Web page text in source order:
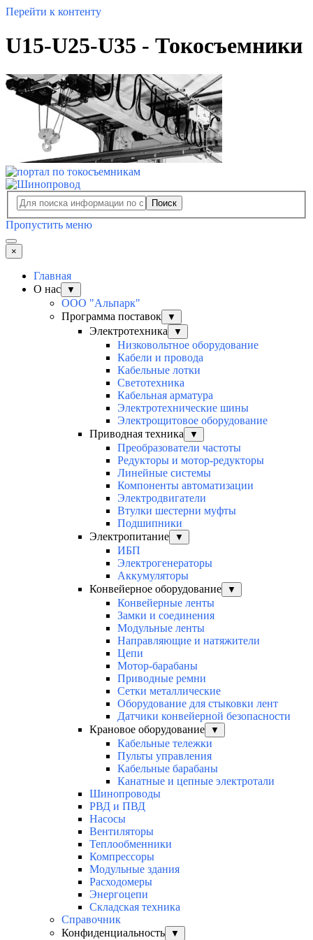
Перейти к контенту
U15-U25-U35 - Токосъемники
Поиск
Пропустить меню
×
Главная
О нас
▼
ООО "Альпарк"
Программа поставок
▼
Электротехника ▼
Низковольтное оборудование
Кабели и провода
Кабельные лотки
Светотехника
Кабельная арматура
Электротехнические шины
Электрощитовое оборудование
Приводная техника
▼
Преобразователи частоты
Редукторы и мотор-редукторы
Линейные системы
Компоненты автоматизации
Электродвигатели
Втулки шестерни муфты
Подшипники
Электропитание
▼
ИБП
Электрогенераторы
Аккумуляторы
Конвейерное оборудование
▼
Конвейерные ленты
Замки и соединения
Модульные ленты
Направляющие и натяжители
Цепи
Мотор-барабаны
Приводные ремни
Сетки металлические
Оборудование для стыковки лент
Датчики конвейерной безопасности
Крановое оборудование
▼
Кабельные тележки
Пульты управления
Кабельные барабаны
Канатные и цепные электротали
Шинопроводы
РВД и ПВД
Насосы
Вентиляторы
Теплообменники
Компрессоры
Модульные здания
Расходомеры
Энергоцепи
Складская техника
Справочник
Конфиденциальность
▼